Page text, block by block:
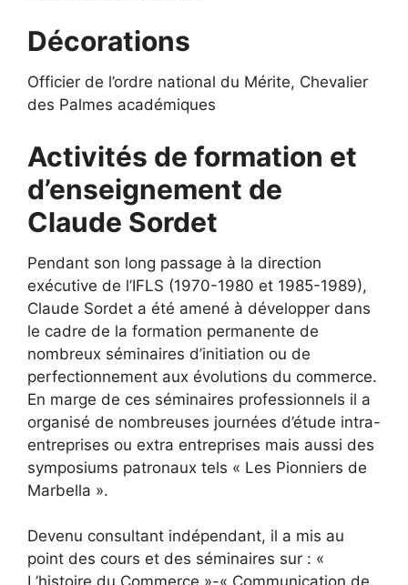
Décorations
Officier de l’ordre national du Mérite, Chevalier
des Palmes académiques
Activités de formation et
d’enseignement de
Claude Sordet
Pendant son long passage à la direction
exécutive de l’IFLS (1970-1980 et 1985-1989),
Claude Sordet a été amené à développer dans
le cadre de la formation permanente de
nombreux séminaires d’initiation ou de
perfectionnement aux évolutions du commerce.
En marge de ces séminaires professionnels il a
organisé de nombreuses journées d’étude intra-
entreprises ou extra entreprises mais aussi des
symposiums patronaux tels « Les Pionniers de
Marbella ».
Devenu consultant indépendant, il a mis au
point des cours et des séminaires sur : «